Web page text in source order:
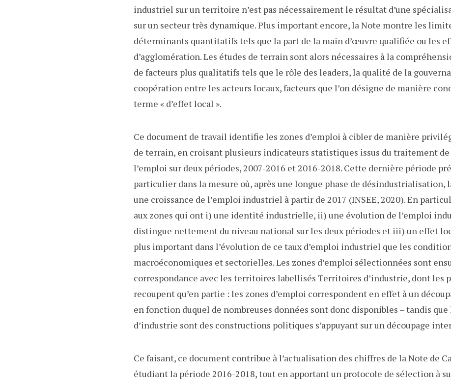
industriel sur un territoire n’est pas nécessairement le résultat d’une
sur un secteur très dynamique. Plus important encore, la Note montre les
déterminants quantitatifs tels que la part de la main d’œuvre qualifiée ou les
d’agglomération. Les études de terrain sont alors nécessaires à la
de facteurs plus qualitatifs tels que le rôle des leaders, la qualité de la
coopération entre les acteurs locaux, facteurs que l’on désigne de manière
terme « d’effet local ».
Ce document de travail identifie les zones d’emploi à cibler de manière
de terrain, en croisant plusieurs indicateurs statistiques issus du traitement de
l’emploi sur deux périodes, 2007-2016 et 2016-2018. Cette dernière période
particulier dans la mesure où, après une longue phase de désindustrialisation,
une croissance de l’emploi industriel à partir de 2017 (INSEE, 2020). En
aux zones qui ont i) une identité industrielle, ii) une évolution de l’emploi
distingue nettement du niveau national sur les deux périodes et iii) un effet
plus important dans l’évolution de ce taux d’emploi industriel que les
macroéconomiques et sectorielles. Les zones d’emploi sélectionnées sont
correspondance avec les territoires labellisés Territoires d’industrie, dont les
recoupent qu’en partie : les zones d’emploi correspondent en effet à un
en fonction duquel de nombreuses données sont donc disponibles – tandis
d’industrie sont des constructions politiques s’appuyant sur un découpage
Ce faisant, ce document contribue à l’actualisation des chiffres de la Note de
étudiant la période 2016-2018, tout en apportant un protocole de sélection à